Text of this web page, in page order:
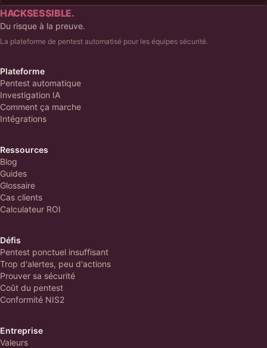
HACKSESSIBLE.
Du risque à la preuve.
La plateforme de pentest automatisé pour les équipes sécurité.
Plateforme
Pentest automatique
Investigation IA
Comment ça marche
Intégrations
Ressources
Blog
Guides
Glossaire
Cas clients
Calculateur ROI
Défis
Pentest ponctuel insuffisant
Trop d'alertes, peu d'actions
Prouver sa sécurité
Coût du pentest
Conformité NIS2
Entreprise
Valeurs